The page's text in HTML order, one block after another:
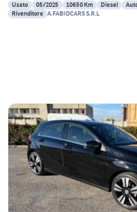
Usato
05/2025 10650 Km Diesel
Rivenditore A.FABIOCARS S.R.L